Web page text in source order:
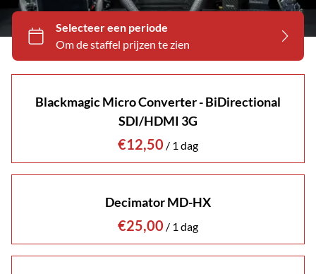
Blackmagic Micro Converter - BiDirectional
SDI/HDMI 3G
/
Decimator MD-HX
/